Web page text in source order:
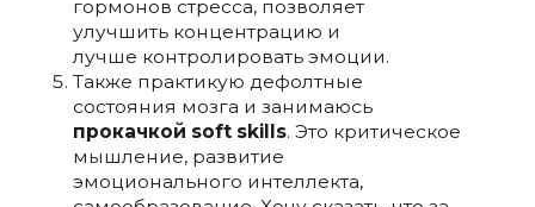
гормонов стресса, позволяет
улучшить концентрацию и
лучше контролировать эмоции.
Также практикую дефолтные
состояния мозга и занимаюсь
прокачкой soft skills. Это критическое
мышление, развитие
эмоционального интеллекта,